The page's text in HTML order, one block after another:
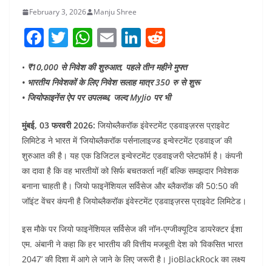
February 3, 2026 Manju Shree
F
c
e
o
o
k
T
w
itt
er
W
h
at
s
A
p
p
E
ai
l
Li
n
k
e
dI
n
e
d
di
• ₹10,000 से निवेश की शुरुआत, पहले तीन महीने मुफ्त
• भारतीय निवेशकों के लिए निवेश सलाह मात्र 350 रु से शुरू
• जियोफाइनेंस ऐप पर उपलब्ध, जल्द MyJio पर भी
मुंबई, 03 फरवरी 2026: जियोब्लैकरॉक इंवेस्टमेंट एडवाइज़रस प्राइवेट
लिमिटेड ने भारत में ‘जियोब्लैकरॉक पर्सनालाइज्ड इन्वेस्टमेंट एडवाइज’ की
शुरुआत की है। यह एक डिजिटल इन्वेस्टमेंट एडवाइजरी प्लेटफॉर्म है। कंपनी
का दावा है कि वह भारतीयों को सिर्फ बचतकर्ता नहीं बल्कि समझदार निवेशक
बनाना चाहती है। जियो फाइनेंशियल सर्विसेज और ब्लैकरॉक की 50:50 की
जॉइंट वेंचर कंपनी है जियोब्लैकरॉक इंवेस्टमेंट एडवाइज़रस प्राइवेट लिमिटेड।
इस मौके पर जियो फाइनेंशियल सर्विसेज की नॉन-एग्जीक्यूटिव डायरेक्टर ईशा
एम. अंबानी ने कहा कि हर भारतीय की वित्तीय मजबूती देश को ‘विकसित भारत
2047’ की दिशा में आगे ले जाने के लिए जरूरी है। JioBlackRock का लक्ष्य